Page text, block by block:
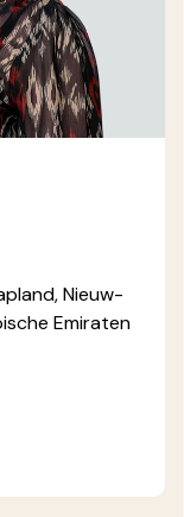
Nieuw-
Emiraten